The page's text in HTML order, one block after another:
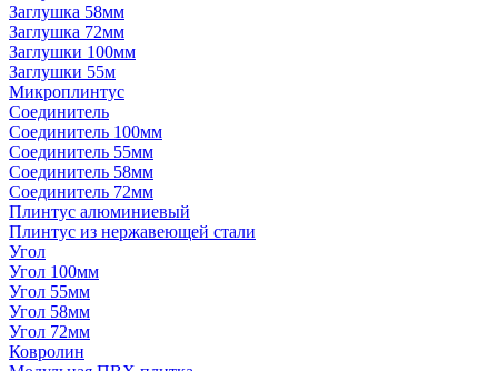
Заглушка 58мм
Заглушка 72мм
Заглушки 100мм
Заглушки 55м
Микроплинтус
Соединитель
Соединитель 100мм
Соединитель 55мм
Соединитель 58мм
Соединитель 72мм
Плинтус алюминиевый
Плинтус из нержавеющей стали
Угол
Угол 100мм
Угол 55мм
Угол 58мм
Угол 72мм
Ковролин